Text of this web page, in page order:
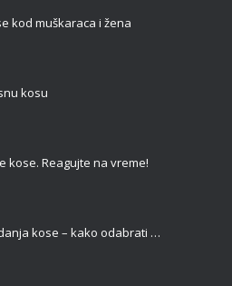
kod muškaraca i žena
kosu
kose. Reagujte na vreme!
Šampon protiv opadanja kose – kako odabrati pravi?